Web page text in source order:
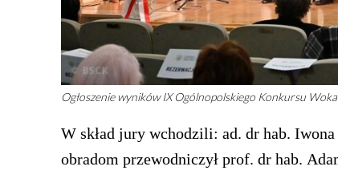
Ogłoszenie wyników IX Ogólnopolskiego Konkursu
W skład jury wchodzili: ad. dr hab.
obradom przewodniczył prof. dr hab.